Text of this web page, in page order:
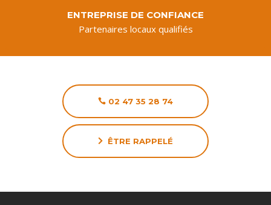
ENTREPRISE DE CONFIANCE
Partenaires locaux qualifiés
02 47 35 28 74
ÊTRE RAPPELÉ